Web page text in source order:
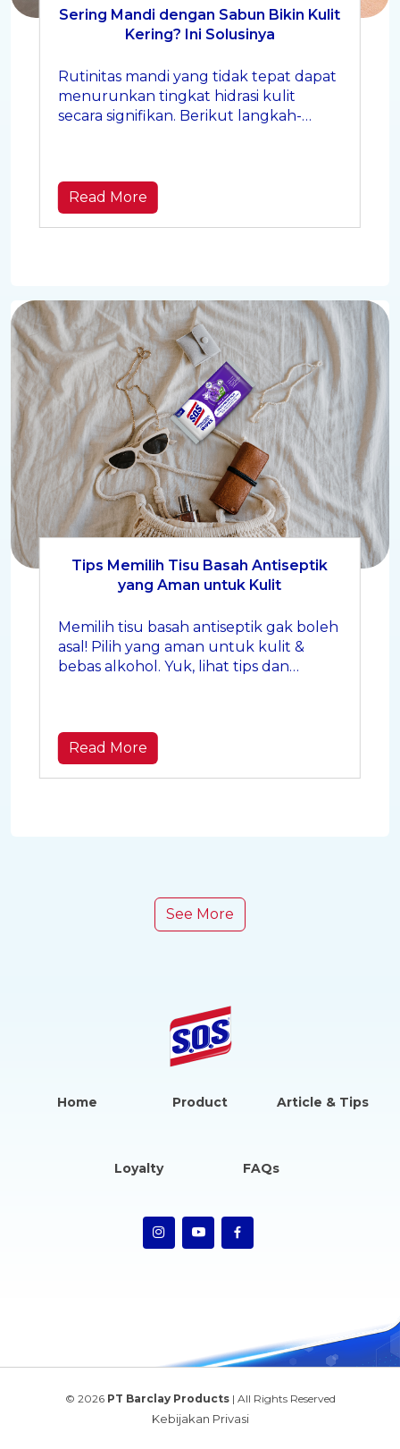
Sering Mandi dengan Sabun Bikin Kulit
Kering? Ini Solusinya
Rutinitas mandi yang tidak tepat dapat
menurunkan tingkat hidrasi kulit
secara signifikan. Berikut langkah-
Read More
Tips Memilih Tisu Basah Antiseptik
yang Aman untuk Kulit
Memilih tisu basah antiseptik gak boleh
asal! Pilih yang aman untuk kulit &
bebas alkohol. Yuk, lihat tips dan
Read More
See More
Home Product Article & Tips
Loyalty FAQs
© 2026 PT Barclay Products| All Rights Reserved
Kebijakan Privasi